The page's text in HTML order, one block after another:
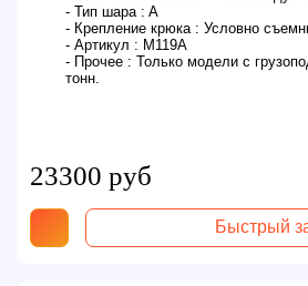
- Тип шара : A
- Крепление крюка : Условно
- Артикул : M119A
- Прочее : Только модели с
тонн.
23300 руб
Быстрый